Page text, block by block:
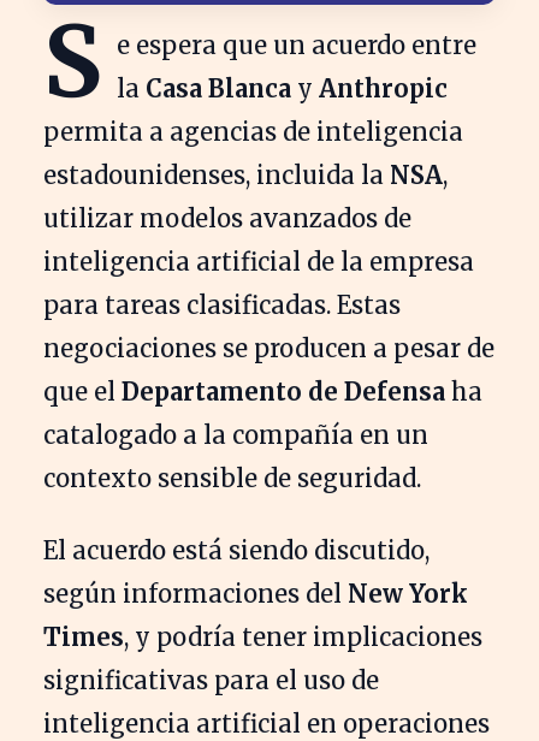
S e espera que un acuerdo entre
la Casa Blanca y Anthropic
permita a agencias de inteligencia
estadounidenses, incluida la NSA,
utilizar modelos avanzados de
inteligencia artificial de la empresa
para tareas clasificadas. Estas
negociaciones se producen a pesar de
que el Departamento de Defensa ha
catalogado a la compañía en un
contexto sensible de seguridad.
El acuerdo está siendo discutido,
según informaciones del New York
Times, y podría tener implicaciones
significativas para el uso de
inteligencia artificial en operaciones